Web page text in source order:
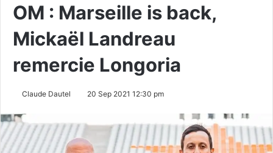
OM : Marseille is back,
Mickaël Landreau
remercie Longoria
Claude Dautel 20 Sep 2021 12:30 pm